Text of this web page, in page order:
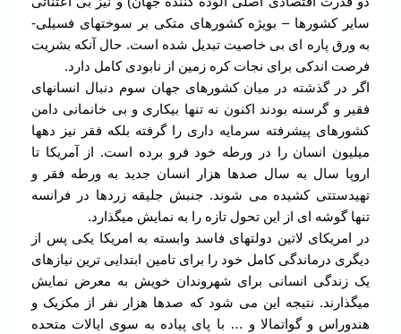
سایر کشورها – بویژه کشورهای متکی بر سوختهای فسیلی-
به ورق پاره ای بی خاصیت تبدیل شده است. حال آنکه بشریت
فرصت اندکی برای نجات کره زمین از نابودی کامل دارد.
اگر در گذشته در میان کشورهای جهان سوم دنبال انسانهای
فقیر و گرسنه بودند اکنون نه تنها بیکاری و بی خانمانی دامن
کشورهای پیشرفته سرمایه داری را گرفته بلکه فقر نیز دهها
میلیون انسان را در ورطه خود فرو برده است. از آمریکا تا
اروپا سال به سال صدها هزار انسان جدید به ورطه فقر و
تهیدستتی کشیده می شوند. جنبش جلیقه زردها در فرانسه
تنها گوشه ای از این تحول تازه را به نمایش میگذارد.
در امریکای لاتین دولتهای فاسد وابسته به امریکا یکی پس از
دیگری درماندگی کامل خود را برای تامین ابتدایی ترین نیازهای
یک زندگی انسانی برای شهروندان خویش به معرض نمایش
میگذارند. نتیجه این می شود که صدها هزار نفر از مکزیک و
هندوراس و گواتمالا و … با پای پیاده به سوی ایالات متحده